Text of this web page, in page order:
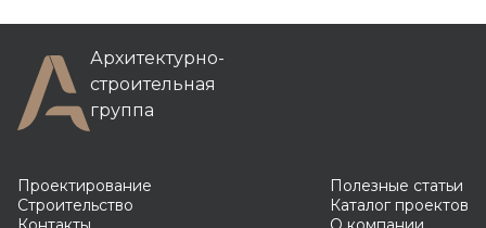
Архитектурно-
строительная
группа
Проектирование
Строительство
Полезные статьи
Каталог проектов